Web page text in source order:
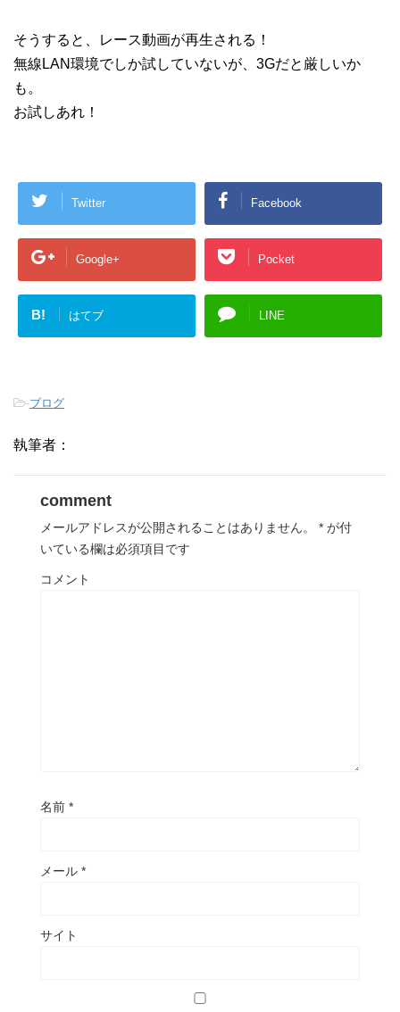
そうすると、レース動画が再生される！
無線LAN環境でしか試していないが、3Gだと厳しいか
も。
お試しあれ！
Twitter Facebook
Google+ Pocket
B! はてブ LINE
-ブログ
執筆者：
comment
メールアドレスが公開されることはありません。 * が付
いている欄は必須項目です
コメント
名前 *
メール *
サイト